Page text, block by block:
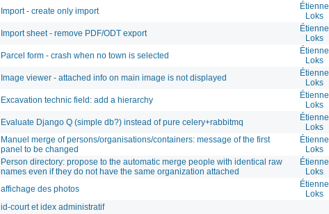
Import - create only import
Étienne
Loks
Import sheet - remove PDF/ODT export
Étienne
Loks
Parcel form - crash when no town is selected
Étienne
Loks
Image viewer - attached info on main image is not displayed
Étienne
Loks
Excavation technic field: add a hierarchy
Étienne
Loks
Evaluate Django Q (simple db?) instead of pure celery+rabbitmq
Étienne
Loks
Manuel merge of persons/organisations/containers: message of the first
panel to be changed
Étienne
Loks
Person directory: propose to the automatic merge people with identical raw
names even if they do not have the same organization attached
Étienne
Loks
affichage des photos
Étienne
Loks
id-court et idex administratif